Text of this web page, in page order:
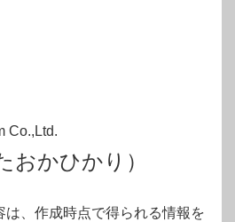
Co.,Ltd.
おかひかり）
、作成時点で得られる情報を